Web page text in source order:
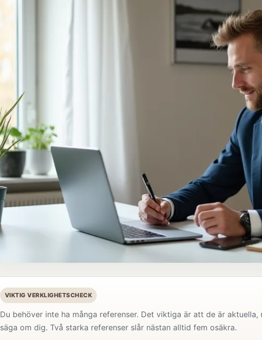
VIKTIG VERKLIGHETSCHECK
Du behöver inte ha många referenser. Det viktiga är att de är
säga om dig. Två starka referenser slår nästan alltid fem osäkra.